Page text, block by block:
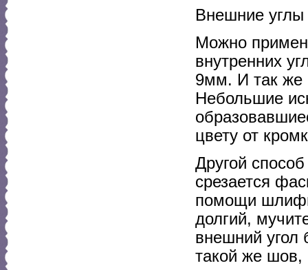
Внешние углы
Можно
внутренних
9мм. И так же
Небольшие
цвету от
Другой
срезается
помощи
долгий,
внешний угол
такой же шов,